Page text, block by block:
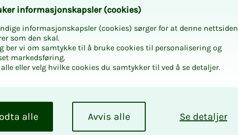
li­­­vet
vilkår, enten du
du føle deg
og få
kurs og
in­­­for­­­ma­­­sjons­­­kaps­­­­­ler (cookies)
informasjonskapsler (cookies) sørger for at denne nettsiden
som den skal.
ber vi om samtykke til å bruke cookies til personalisering og
markedsføring.
eller velg hvilke cookies du samtykker til ved å se detaljer.
Se detaljer
Avvis alle
alle